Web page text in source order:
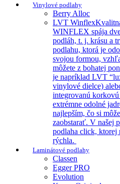
Vinylové podlahy
Berry Alloc
LVT Winflex
WINFLEX spája
podláh, t. j. krásu a
podlahu, ktorá je
svojou formou,
môžete z bohatej
je napríklad LVT
vinylové dielce)
integrovanú
extrémne odolné
najlepším, čo si
zaobstarať. V našej
podlaha click, ktorej
rýchla.
Laminátové podlahy
Classen
Egger PRO
Evolution